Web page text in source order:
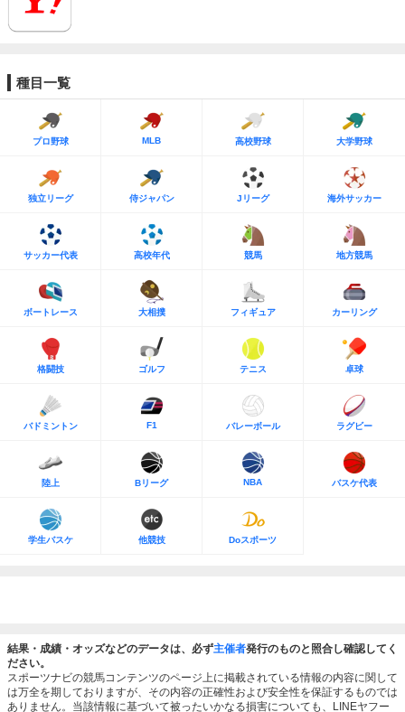
種目一覧
プロ野球 MLB 高校野球 大学野球
独立リーグ 侍ジャパン Jリーグ 海外サッカー
サッカー代表 高校年代 競馬 地方競馬
ボートレース 大相撲 フィギュア カーリング
格闘技 ゴルフ テニス 卓球
バドミントン F1 バレーボール ラグビー
陸上 Bリーグ NBA バスケ代表
学生バスケ 他競技 Doスポーツ
結果・成績・オッズなどのデータは、必ず主催者発行のものと照合し確認してく
ださい。
スポーツナビの競馬コンテンツのページ上に掲載されている情報の内容に関して
は万全を期しておりますが、その内容の正確性および安全性を保証するものでは
ありません。当該情報に基づいて被ったいかなる損害についても、LINEヤフー